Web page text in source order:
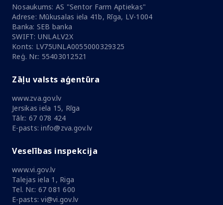
Nosaukums: AS "Sentor Farm Aptiekas"
Adrese: Mūkusalas iela 41b, Rīga, LV-1004
Banka: SEB banka
SWIFT: UNLALV2X
Konts: LV75UNLA0055000329325
Reģ. Nr.: 55403012521
Zāļu valsts aģentūra
www.zva.gov.lv
Jersikas iela 15, Rīga
Tālr.: 67 078 424
E-pasts: info@zva.gov.lv
Veselības inspekcija
www.vi.gov.lv
Talejas iela 1, Riga
Tel. Nr.: 67 081 600
E-pasts: vi@vi.gov.lv